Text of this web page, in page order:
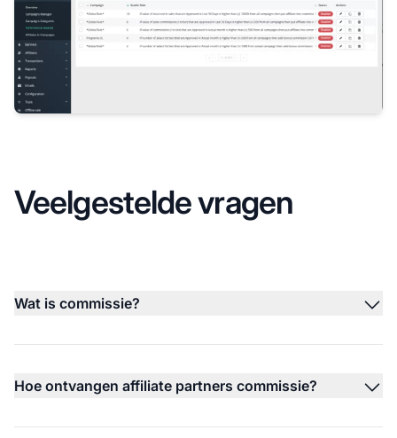
Veelgestelde vragen
Wat is commissie?
Hoe ontvangen affiliate partners commissie?